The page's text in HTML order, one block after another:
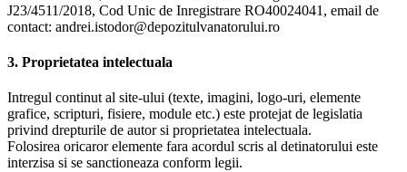
J23/4511/2018, Cod Unic de Inregistrare RO40024041, email de
contact: andrei.istodor@depozitulvanatorului.ro
3. Proprietatea intelectuala
Intregul continut al site-ului (texte, imagini, logo-uri, elemente
grafice, scripturi, fisiere, module etc.) este protejat de legislatia
privind drepturile de autor si proprietatea intelectuala.
Folosirea oricaror elemente fara acordul scris al detinatorului este
interzisa si se sanctioneaza conform legii.